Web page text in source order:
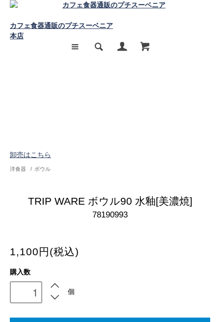
カフェ食器通販のプチスーベニア
本店
卸売はこちら
洋食器 / ボウル
TRIP WARE ボウル90 水釉[美濃焼]
78190993
1,100円(税込)
購入数
個